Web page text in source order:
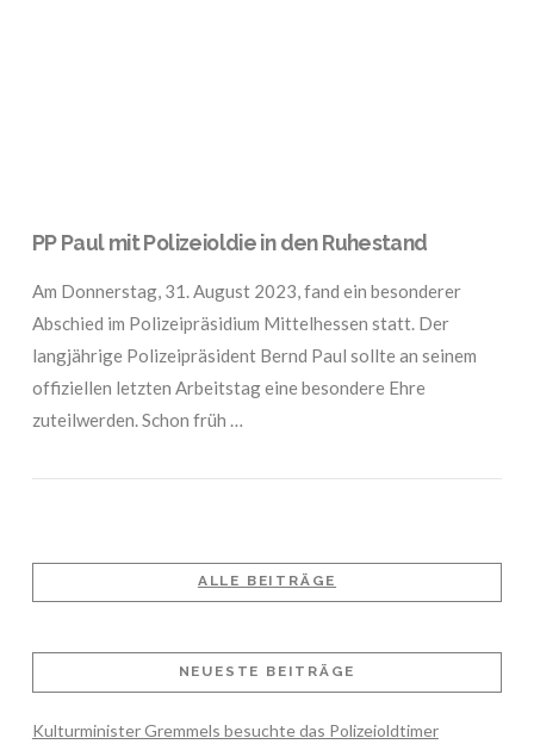
VIEW POST
PP Paul mit Polizeioldie in den Ruhestand
Am Donnerstag, 31. August 2023, fand ein besonderer
Abschied im Polizeipräsidium Mittelhessen statt. Der
langjährige Polizeipräsident Bernd Paul sollte an seinem
offiziellen letzten Arbeitstag eine besondere Ehre
zuteilwerden. Schon früh …
ALLE BEITRÄGE
NEUESTE BEITRÄGE
Kulturminister Gremmels besuchte das Polizeioldtimer